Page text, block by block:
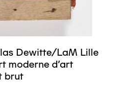
Dewitte/LaM Lille
moderne d’art
brut